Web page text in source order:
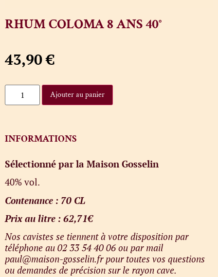
RHUM COLOMA 8 ANS 40°
43,90€
Ajouter au panier
INFORMATIONS
Sélectionné par la Maison Gosselin
40% vol.
Contenance : 70 CL
Prix au litre : 62,71€
Nos cavistes se tiennent à votre disposition par
téléphone au 02 33 54 40 06 ou par mail
paul@maison-gosselin.fr pour toutes vos questions
ou demandes de précision sur le rayon cave.